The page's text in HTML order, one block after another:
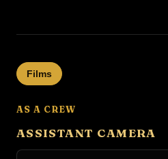
Films
AS A CREW
ASSISTANT CAMERA